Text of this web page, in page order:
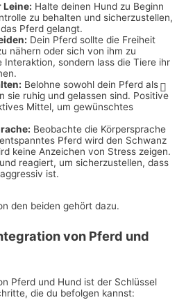
Leine: Halte deinen Hund zu Beginn
zu behalten und sicherzustellen,
Pferd gelangt.
Dein Pferd sollte die Freiheit
nähern oder sich von ihm zu
sondern lass die Tiere ihr
Belohne sowohl dein Pferd als
sie ruhig und gelassen sind. Positive
Mittel, um gewünschtes
Beobachte die Körpersprache
Pferd wird den Schwanz
keine Anzeichen von Stress zeigen.
reagiert, um sicherzustellen, dass
ist.
den beiden gehört dazu.
von Pferd und
Pferd und Hund ist der Schlüssel
die du befolgen kannst: